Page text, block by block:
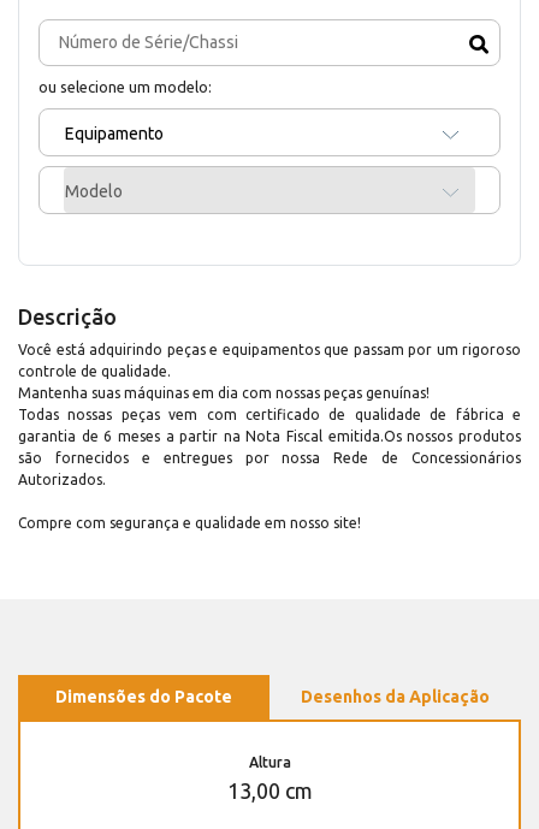
ou selecione um modelo:
Equipamento
Modelo
Descrição
Você está adquirindo peças e equipamentos que passam por um rigoroso
controle de qualidade.
Mantenha suas máquinas em dia com nossas peças genuínas!
Todas nossas peças vem com certificado de qualidade de fábrica e
garantia de 6 meses a partir na Nota Fiscal emitida.Os nossos produtos
são fornecidos e entregues por nossa Rede de Concessionários
Autorizados.
Compre com segurança e qualidade em nosso site!
Dimensões do Pacote Desenhos da Aplicação
Altura
13,00 cm